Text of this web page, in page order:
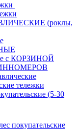
(роклы,
с КОРЗИНОЙ
тележки
(5-30
покупательские